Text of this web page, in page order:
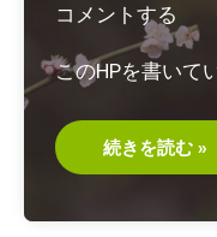
コメントする
このHPを書いて
プ
ロ
ッ
を
続きを読む »